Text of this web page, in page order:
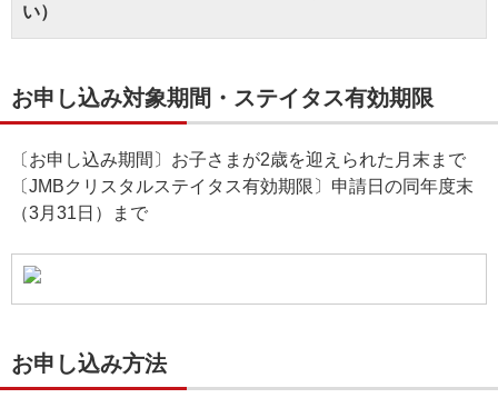
い）
お申し込み対象期間・ステイタス有効期限
〔お申し込み期間〕お子さまが2歳を迎えられた月末まで
〔JMBクリスタルステイタス有効期限〕申請日の同年度末
（3月31日）まで
お申し込み方法